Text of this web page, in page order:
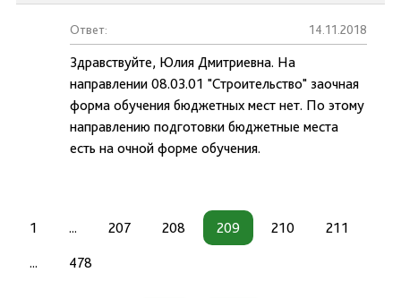
Ответ: 14.11.2018
Здравствуйте, Юлия Дмитриевна. На
направлении 08.03.01 "Строительство" заочная
форма обучения бюджетных мест нет. По этому
направлению подготовки бюджетные места
есть на очной форме обучения.
1 ... 207 208 209 210 211
... 478